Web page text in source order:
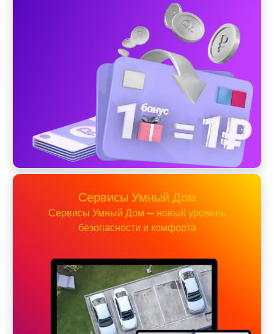
Сервисы Умный Дом
Сервисы Умный Дом — новый уровень
безопасности и комфорта